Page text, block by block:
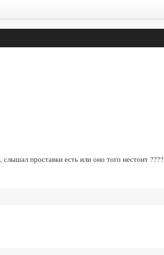
проставки есть или оно того нестоит ????